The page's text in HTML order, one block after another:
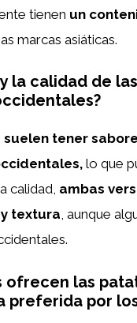
tienen un
marcas asiáticas.
la calidad de
tener
lo que
calidad, ambas
textura, aunque
ofrecen las
preferida por